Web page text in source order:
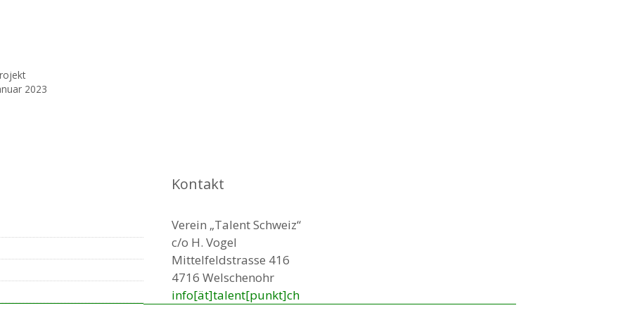
2023
Kontakt
Verein „Talent Schweiz“
c/o H. Vogel
Mittelfeldstrasse 416
4716 Welschenohr
info[ät]talent[punkt]ch